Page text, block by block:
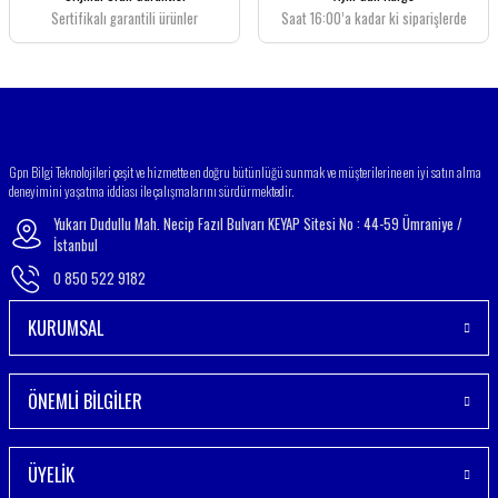
Bu ürüne benzer farklı alternatifler olmalı.
Sertifikalı garantili ürünler
Saat 16:00’a kadar ki siparişlerde
Gpn Bilgi Teknolojileri çeşit ve hizmette en doğru bütünlüğü sunmak ve müşterilerine en iyi satın alma
deneyimini yaşatma iddiası ile çalışmalarını sürdürmektedir.
Yukarı Dudullu Mah. Necip Fazıl Bulvarı KEYAP Sitesi No : 44-59 Ümraniye /
İstanbul
0 850 522 9182
KURUMSAL
ÖNEMLİ BİLGİLER
ÜYELİK